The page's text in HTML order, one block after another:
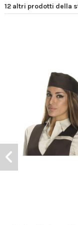
12 altri prodotti della